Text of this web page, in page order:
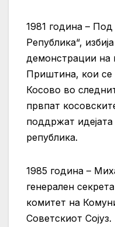
1981 година –
Република“,
демонстрации на
Приштина, кои се
Косово во
првпат
поддржат
република.
1985 година –
генерален
комитет на
Советскиот